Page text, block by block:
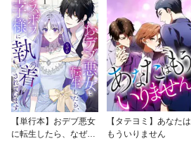
【単行本】おデブ悪女
に転生したら、なぜか
【タテヨミ】あなたは
もういりません